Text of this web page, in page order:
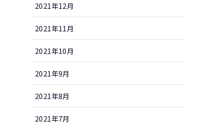
2021年12月
2021年11月
2021年10月
2021年9月
2021年8月
2021年7月